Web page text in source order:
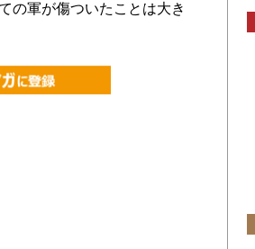
の軍が傷ついたことは大き